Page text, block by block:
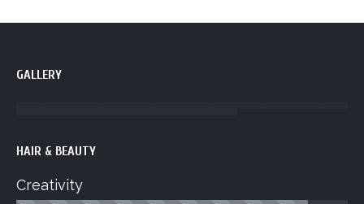
GALLERY
HAIR & BEAUTY
Creativity